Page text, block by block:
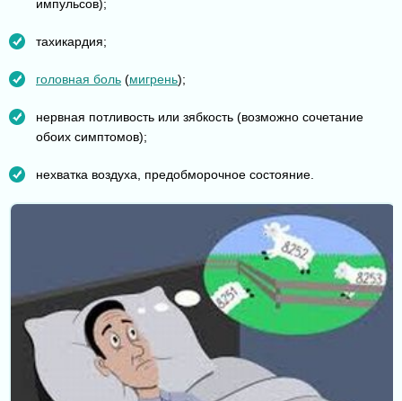
импульсов);
тахикардия;
головная боль (мигрень);
нервная потливость или зябкость (возможно сочетание
обоих симптомов);
нехватка воздуха, предобморочное состояние.